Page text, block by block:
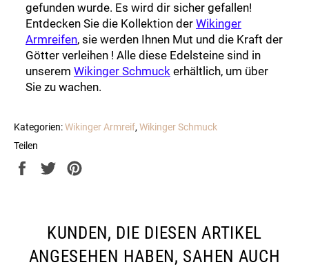
gefunden wurde. Es wird dir sicher gefallen!
Entdecken Sie die Kollektion der Wikinger
Armreifen, sie werden Ihnen Mut und die Kraft der
Götter verleihen ! Alle diese Edelsteine sind in
unserem Wikinger Schmuck erhältlich, um über
Sie zu wachen.
Kategorien:Wikinger Armreif,Wikinger Schmuck
Teilen
Auf
Auf
KUNDEN, DIE DIESEN ARTIKEL
ANGESEHEN HABEN, SAHEN AUCH